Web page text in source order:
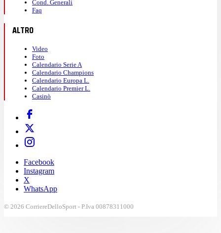
Cond. Generali
Faq
ALTRO
Video
Foto
Calendario Serie A
Calendario Champions
Calendario Europa L.
Calendario Premier L.
Casinò
Facebook
Instagram
X
WhatsApp
© 2026 CorriereDelloSport - P.Iva 00878311000